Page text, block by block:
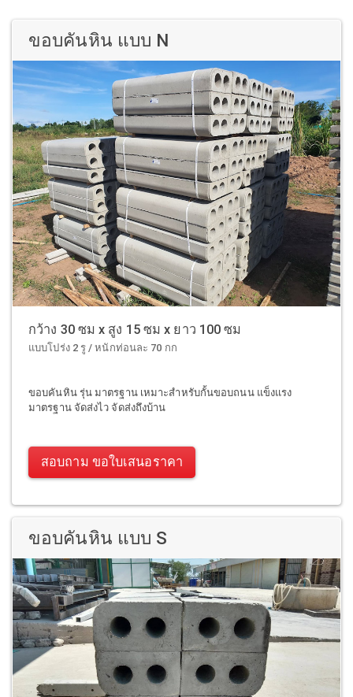
ขอบคันหิน แบบ N
กว้าง 30 ซม x สูง 15 ซม x ยาว 100 ซม
แบบโปร่ง 2 รู / หนักท่อนละ 70 กก
ขอบคันหิน รุ่น มาตรฐาน เหมาะสำหรับกั้นขอบถนน แข็งแรง
มาตรฐาน จัดส่งไว จัดส่งถึงบ้าน
สอบถาม ขอใบเสนอราคา
ขอบคันหิน แบบ S